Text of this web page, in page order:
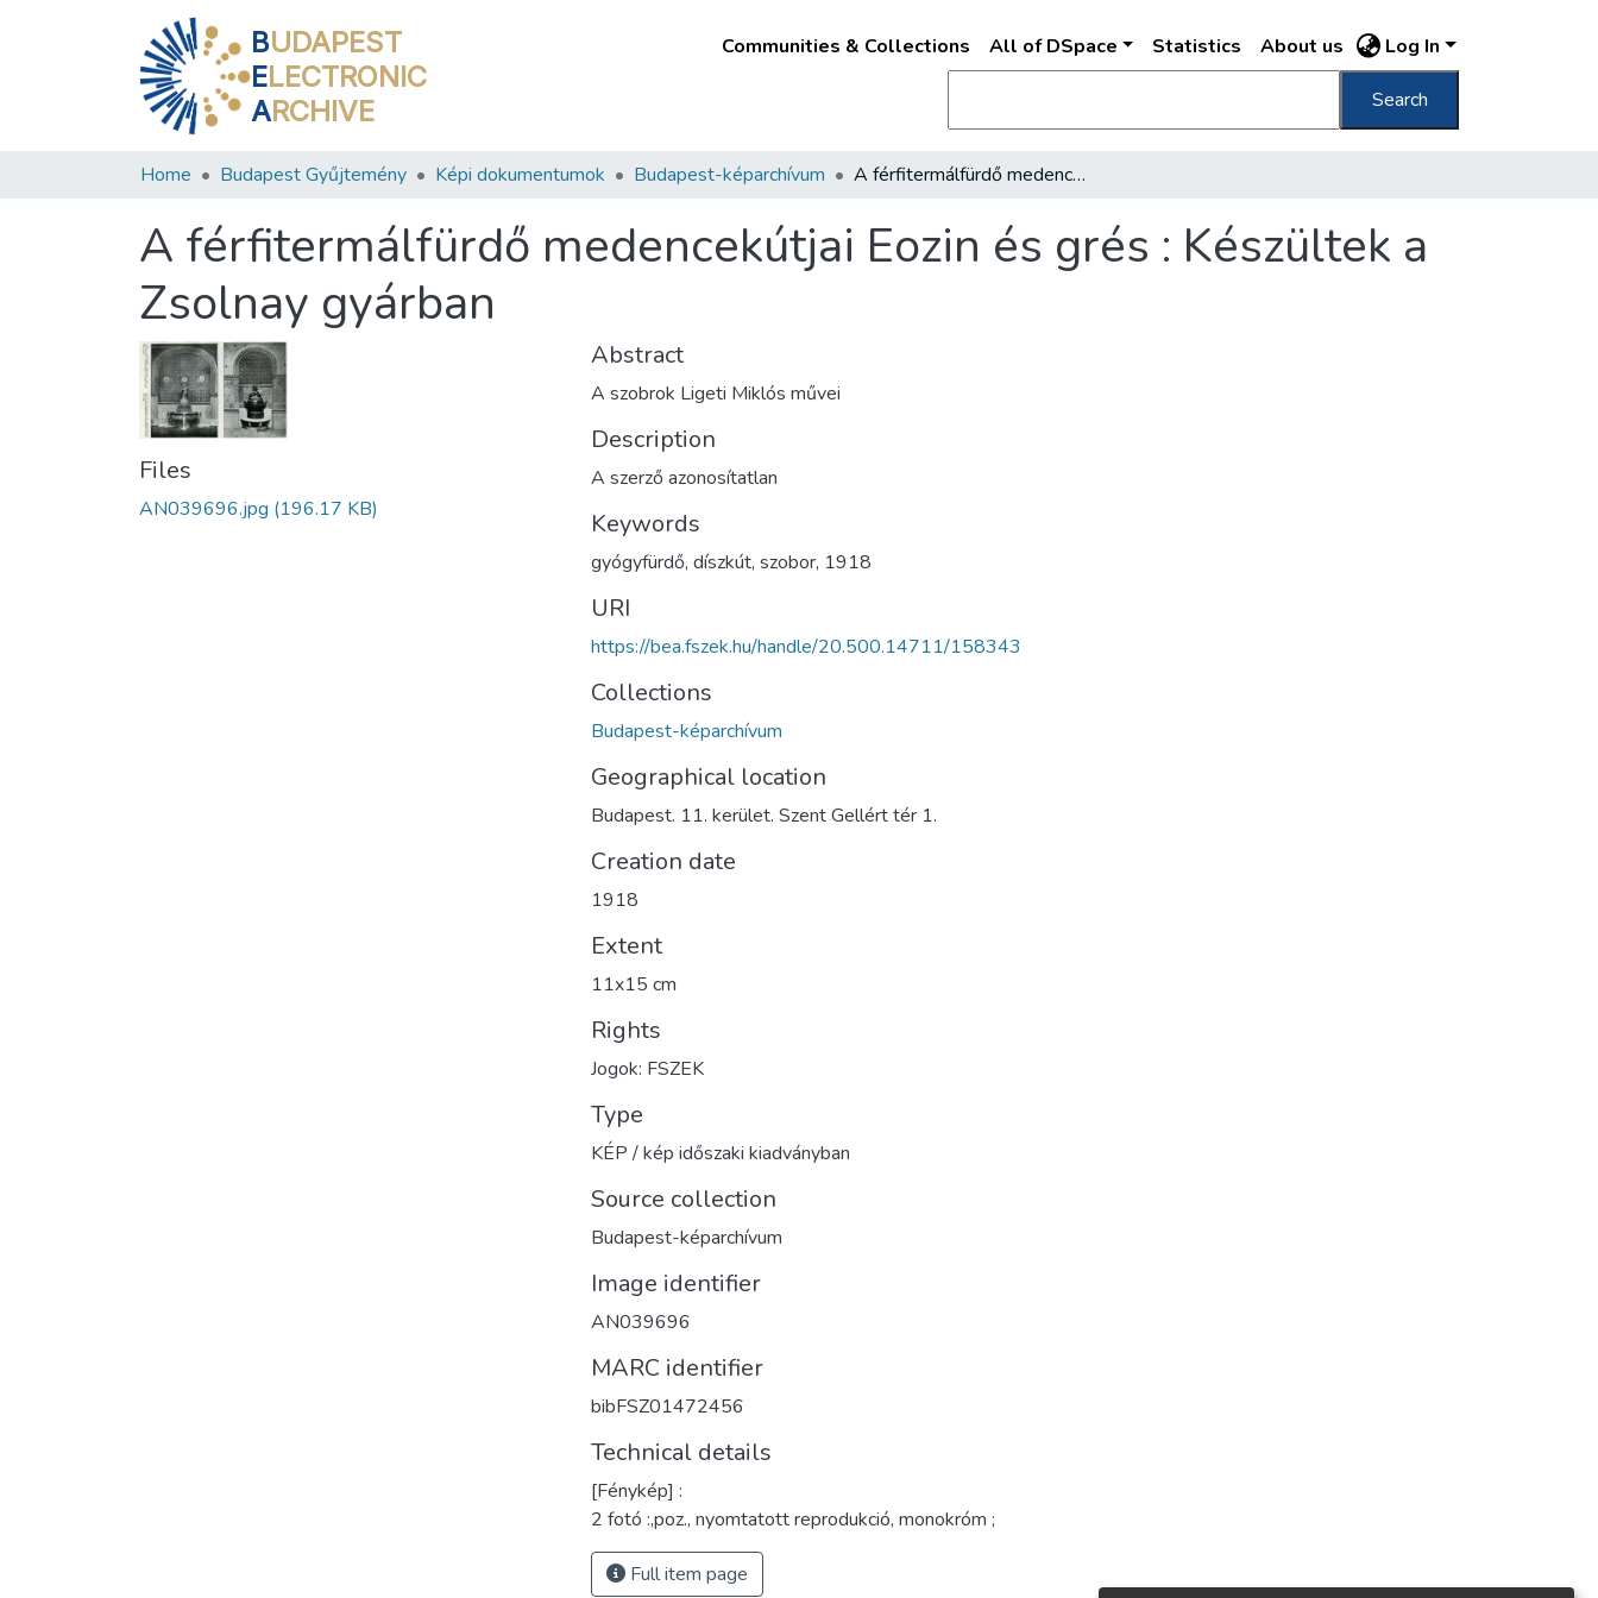
BUDAPEST
ELECTRONIC
ARCHIVE
Communities & Collections All of DSpace Statistics About us Log In
Search
Home Budapest Gyűjtemény Képi dokumentumok Budapest-képarchívum A férfitermálfürdő medencekútjai Eozin és grés : Készültek a Zsolnay gyárban
A férfitermálfürdő medencekútjai Eozin és grés : Készültek a
Zsolnay gyárban
Files
AN039696.jpg (196.17 KB)
Abstract
A szobrok Ligeti Miklós művei
Description
A szerző azonosítatlan
Keywords
gyógyfürdő, díszkút, szobor, 1918
URI
https://bea.fszek.hu/handle/20.500.14711/158343
Collections
Budapest-képarchívum
Geographical location
Budapest. 11. kerület. Szent Gellért tér 1.
Creation date
1918
Extent
11x15 cm
Rights
Jogok: FSZEK
Type
KÉP / kép időszaki kiadványban
Source collection
Budapest-képarchívum
Image identifier
AN039696
MARC identifier
bibFSZ01472456
Technical details
[Fénykép] :
2 fotó :,poz., nyomtatott reprodukció, monokróm ;
Full item page